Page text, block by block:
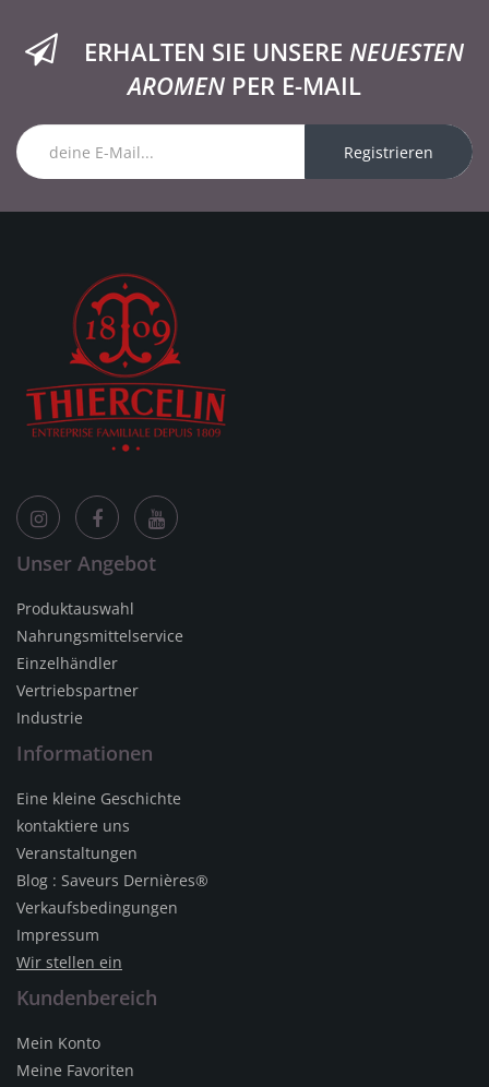
ERHALTEN SIE UNSERE NEUESTEN
AROMEN PER E-MAIL
Registrieren
Unser Angebot
Produktauswahl
Nahrungsmittelservice
Einzelhändler
Vertriebspartner
Industrie
Informationen
Eine kleine Geschichte
kontaktiere uns
Veranstaltungen
Blog : Saveurs Dernières®
Verkaufsbedingungen
Impressum
Wir stellen ein
Kundenbereich
Mein Konto
Meine Favoriten